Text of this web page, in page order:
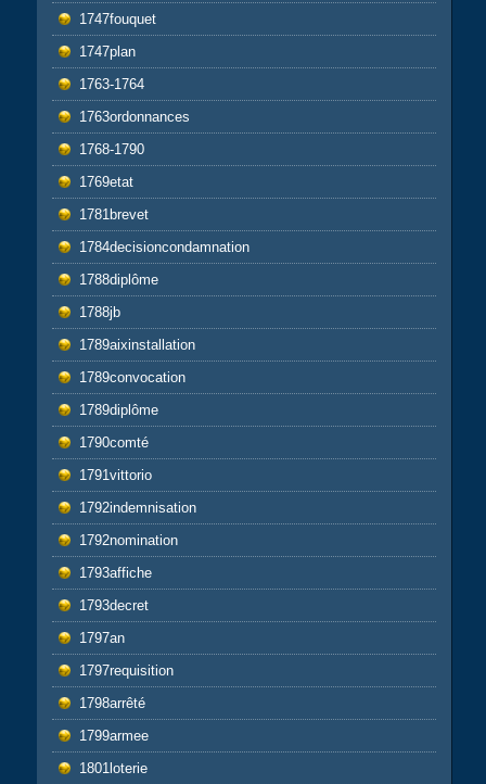
1747fouquet
1747plan
1763-1764
1763ordonnances
1768-1790
1769etat
1781brevet
1784decisioncondamnation
1788diplôme
1788jb
1789aixinstallation
1789convocation
1789diplôme
1790comté
1791vittorio
1792indemnisation
1792nomination
1793affiche
1793decret
1797an
1797requisition
1798arrêté
1799armee
1801loterie